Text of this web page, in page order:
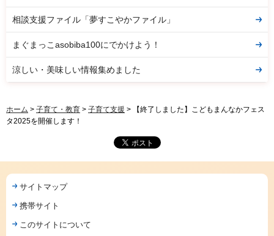
相談支援ファイル「夢すこやかファイル」
まぐまっこasobiba100にでかけよう！
涼しい・美味しい情報集めました
ホーム > 子育て・教育 > 子育て支援 > 【終了しました】こどもまんなかフェス
タ2025を開催します！
サイトマップ
携帯サイト
このサイトについて